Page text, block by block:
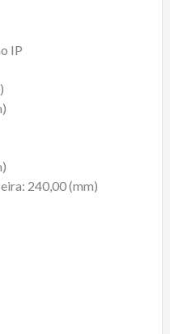
IP
240,00 (mm)